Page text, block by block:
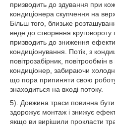
призводить до здування при
кондиціонера скупчення на
Більш того, близьке
веде до створення круговороту
призводить до зниження
кондиціонування. Потік, з
повітрозабірник, повітрообмін
кондиціонер, забираючи
що пора припиняти свою
знаходиться на вході потоку.
5). Довжина траси повинна
здорожує монтаж і знижує
якщо ви вирішили прокласти